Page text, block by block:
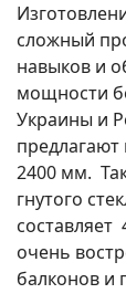
сложный
навыков и
мощности
Украины и
предлагают
2400 мм.
гнутого
составляет
очень
балконов и